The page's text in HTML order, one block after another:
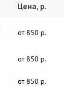
Цена, р.
от 850 р.
от 850 р.
от 850 р.